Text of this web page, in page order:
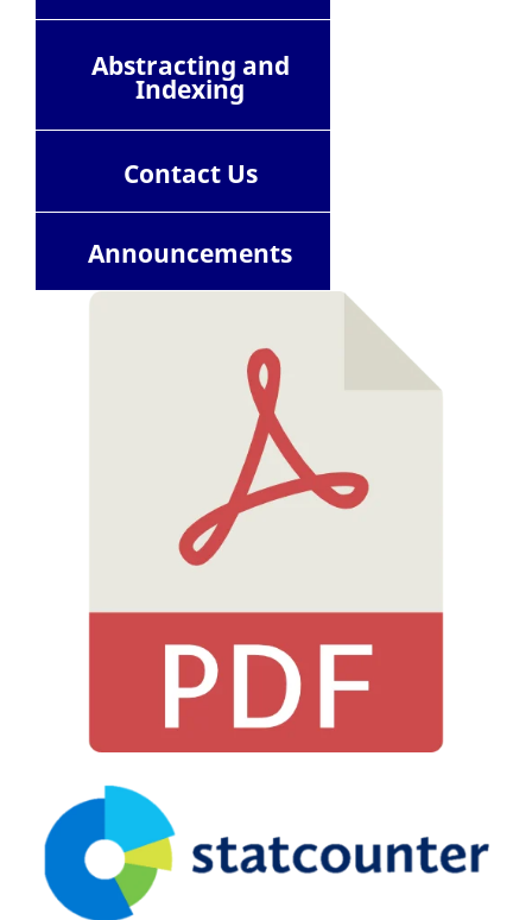
Abstracting and
Indexing
ContactUs
Announcements